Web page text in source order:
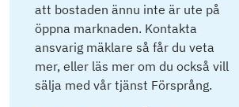
att bostaden ännu inte är ute på
öppna marknaden. Kontakta
ansvarig mäklare så får du veta
mer, eller läs mer om du också vill
sälja med vår tjänst Försprång.